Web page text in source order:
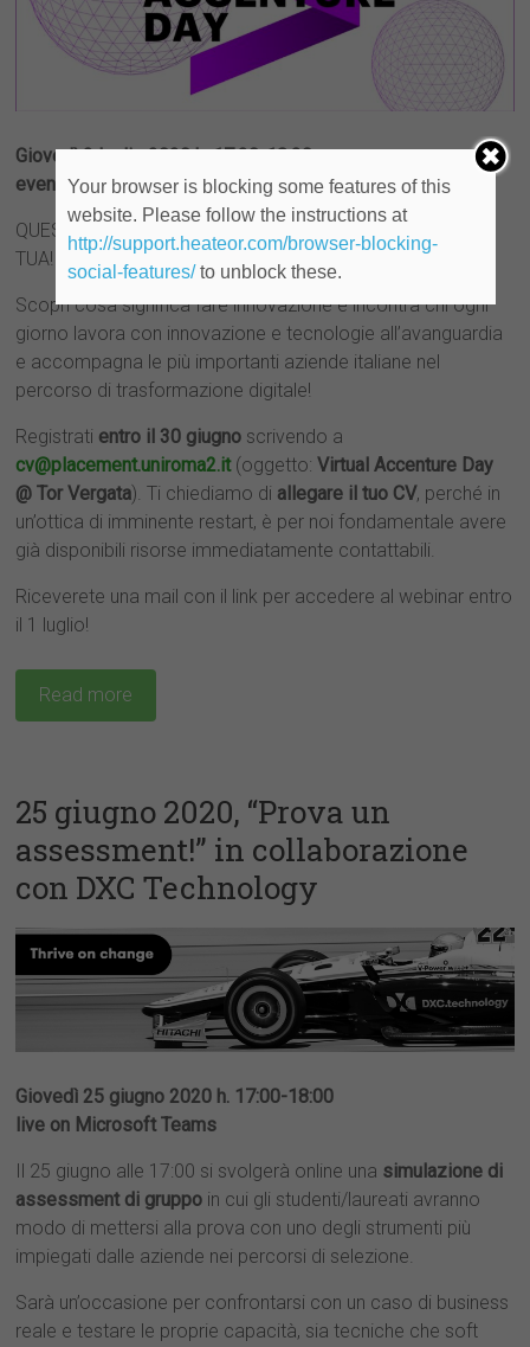
Giovedì 2 luglio 2020 h. 17:30-18:30
evento online
QUEST’ANNO L’
TUA!
Scopri cosa significa fare innovazione e incontra chi ogni
giorno lavora con innovazione e tecnologie all’avanguardia
e accompagna le più importanti aziende italiane nel
percorso di trasformazione digitale!
Registrati entro il 30 giugno scrivendo a
cv@placement.uniroma2.it(oggetto:Virtual Accenture Day
@ Tor Vergata). Ti chiediamo di allegare il tuo CV, perché in
un’ottica di imminente restart, è per noi fondamentale avere
già disponibili risorse immediatamente contattabili.
Riceverete una mail con il link per accedere al webinar entro
il 1 luglio!
Read more
25 giugno 2020, “Prova un
assessment!” in collaborazione
con DXC Technology
Giovedì 25 giugno 2020 h. 17:00-18:00
live on Microsoft Teams
Il 25 giugno alle 17:00 si svolgerà online una simulazione di
assessment di gruppo in cui gli studenti/laureati avranno
modo di mettersi alla prova con uno degli strumenti più
impiegati dalle aziende nei percorsi di selezione.
Sarà un’occasione per confrontarsi con un caso di business
reale e testare le proprie capacità, sia tecniche che soft
Your browser is blocking some features of this
website. Please follow the instructions at
http://support.heateor.com/browser-blocking-
social-features/to unblock these.